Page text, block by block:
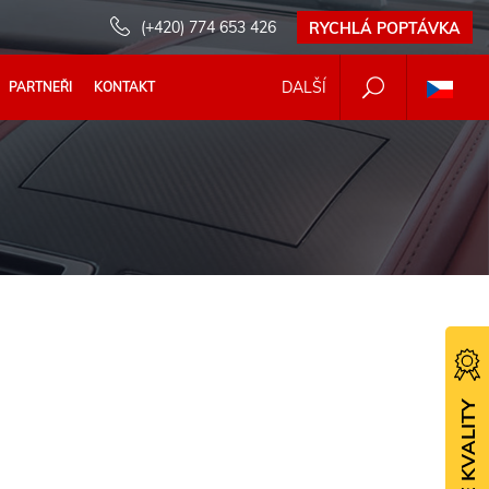
(+420) 774 653 426 RYCHLÁ POPTÁVKA
DALŠÍ
PARTNEŘI KONTAKT